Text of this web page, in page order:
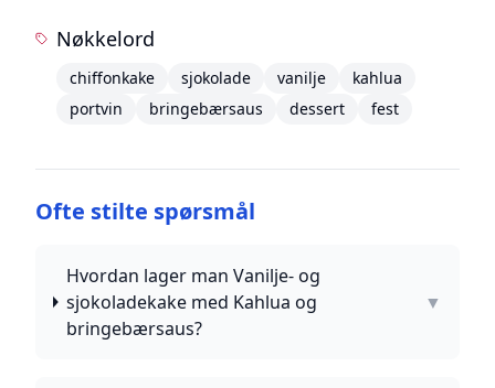
Nøkkelord
chiffonkake sjokolade vanilje
kahlua
portvin
bringebærsaus dessert fest
Ofte stilte spørsmål
Hvordan lager man Vanilje- og
sjokoladekake med Kahlua og
bringebærsaus?
▼